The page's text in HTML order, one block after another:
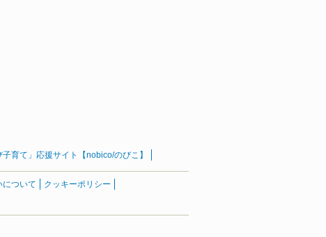
育て」応援サイト【nobico/のびこ】
について
クッキーポリシー